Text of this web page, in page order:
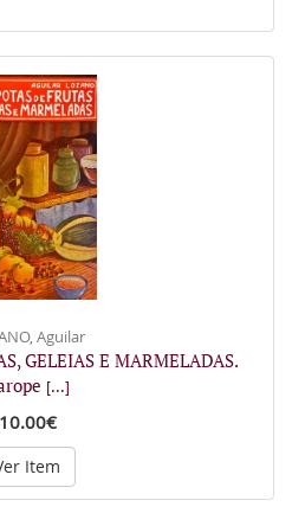
Aguilar
GELEIAS E MARMELADAS.
[...]
10.00€
Item